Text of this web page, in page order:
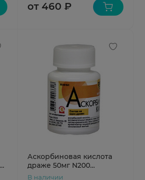
от 460 ₽
Аскорбиновая кислота
драже 50мг N200
Алтайвитамины
В наличии